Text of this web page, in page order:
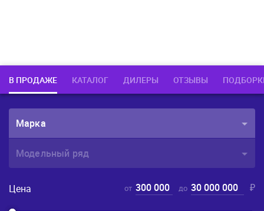
В ПРОДАЖЕ КАТАЛОГ ДИЛЕРЫ ОТЗЫВЫ
Марка
Модельный ряд
Цена от 300 000 до 30 000 000 ₽